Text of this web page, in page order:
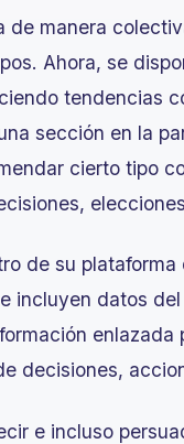
manera
Ahora, se
tendencias
sección en la
cierto tipo
de su
incluyen datos
decisiones,
e incluso